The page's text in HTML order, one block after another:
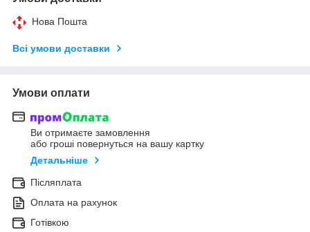
Нова Пошта
Всі умови доставки
Умови оплати
Ви отримаєте замовлення
або гроші повернуться на вашу картку
Детальніше
Післяплата
Оплата на рахунок
Готівкою